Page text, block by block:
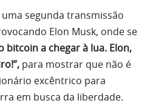
segunda transmissão
Elon Musk, onde se
bitcoin a chegar à lua. Elon,
para mostrar que não é
excêntrico para
em busca da liberdade.